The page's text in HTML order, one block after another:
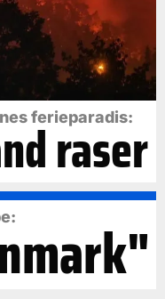
ferieparadis:
raser